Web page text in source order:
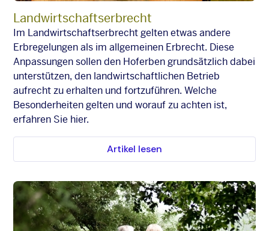
Landwirtschaftserbrecht
Im Landwirtschaftserbrecht gelten etwas andere
Erbregelungen als im allgemeinen Erbrecht. Diese
Anpassungen sollen den Hoferben grundsätzlich dabei
unterstützen, den landwirtschaftlichen Betrieb
aufrecht zu erhalten und fortzuführen. Welche
Besonderheiten gelten und worauf zu achten ist,
erfahren Sie hier.
Artikel lesen